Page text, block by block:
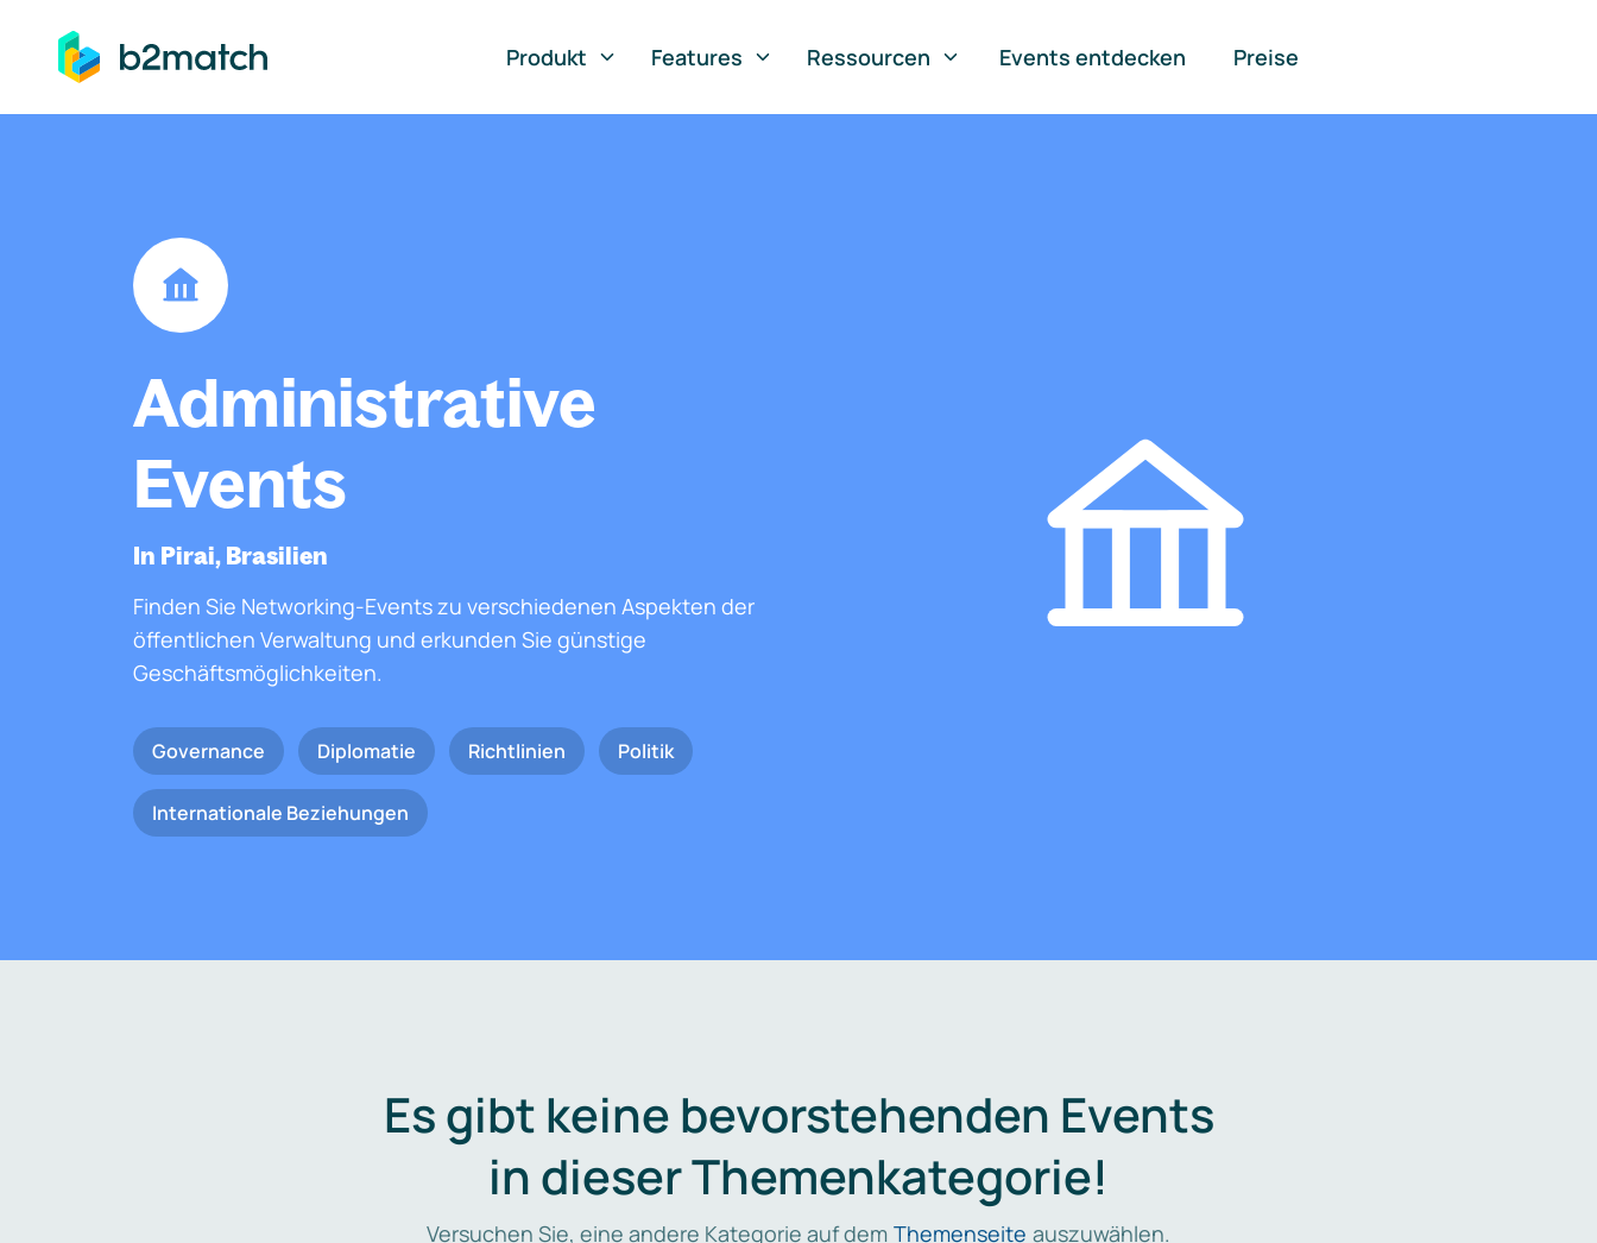
springen
Produkt
Features Ressourcen Events entdecken Preise
Administrative
Events
In Pirai, Brasilien
Finden Sie Networking-Events zu verschiedenen Aspekten der
öffentlichen Verwaltung und erkunden Sie günstige
Geschäftsmöglichkeiten.
Governance Diplomatie Richtlinien Politik
Internationale Beziehungen
Es gibt keine bevorstehenden Events
in dieser Themenkategorie!
Versuchen Sie, eine andere Kategorie auf dem Themenseite auszuwählen.